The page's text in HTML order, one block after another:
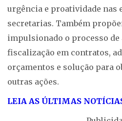
urgência e proatividade nas
secretarias. Também
impulsionado o processo de
fiscalização em contratos,
orçamentos e solução para
outras ações.
LEIA AS ÚLTIMAS